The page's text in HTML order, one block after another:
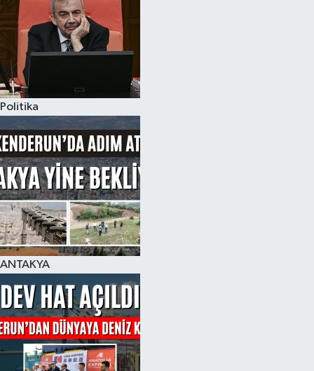
Politika
ANTAKYA